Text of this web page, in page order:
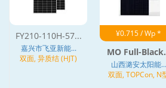
FY210-110H-57...
嘉兴市飞亚新能...
双面, 异质结 (HJT)
¥0.715 / Wp *
MO Full-
山西潞安太阳能...
双面, TOPCon, N